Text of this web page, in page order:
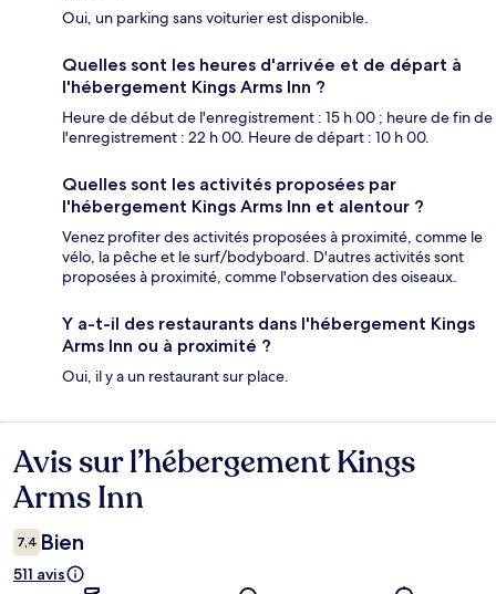
Oui, un parking sans voiturier est disponible.
Quelles sont les heures d'arrivée et de départ à
l'hébergement Kings Arms Inn ?
Heure de début de l'enregistrement : 15 h 00 ; heure de fin de
l'enregistrement : 22 h 00. Heure de départ : 10 h 00.
Quelles sont les activités proposées par
l'hébergement Kings Arms Inn et alentour ?
Venez profiter des activités proposées à proximité, comme le
vélo, la pêche et le surf/bodyboard. D'autres activités sont
proposées à proximité, comme l'observation des oiseaux.
Y a-t-il des restaurants dans l'hébergement Kings
Arms Inn ou à proximité ?
Oui, il y a un restaurant sur place.
Avis
Avis sur l’hébergement Kings
Arms Inn
7,4 Bien
511 avis